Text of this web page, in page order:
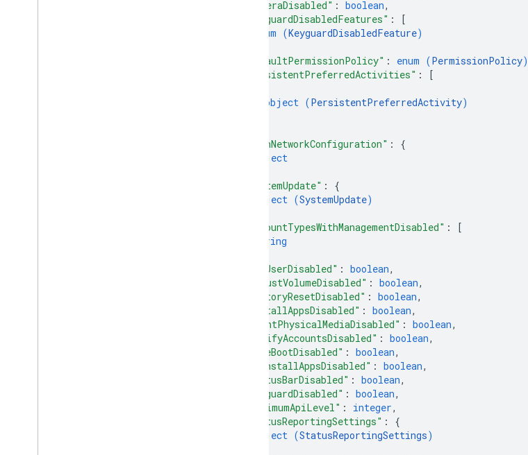
"cameraDisabled" : boolean,
"keyguardDisabledFeatures" :
[
enum (KeyguardDisabledFeature)
"defaultPermissionPolicy" : enum (PermissionPolicy)
"persistentPreferredActivities" :
[
object (PersistentPreferredActivity)
"openNetworkConfiguration" : {
object
"systemUpdate" : {
object (SystemUpdate)
"accountTypesWithManagementDisabled" :
[
string
"addUserDisabled" : boolean,
"adjustVolumeDisabled" : boolean,
"factoryResetDisabled" : boolean,
"installAppsDisabled" : boolean,
"mountPhysicalMediaDisabled" : boolean,
"modifyAccountsDisabled" : boolean,
"safeBootDisabled" : boolean,
"uninstallAppsDisabled" : boolean,
"statusBarDisabled" : boolean,
"keyguardDisabled" : boolean,
"minimumApiLevel" : integer,
"statusReportingSettings" : {
object (StatusReportingSettings)